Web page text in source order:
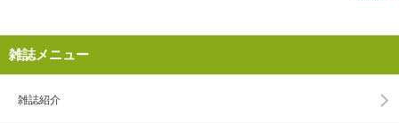
雑誌メニュー
雑誌紹介